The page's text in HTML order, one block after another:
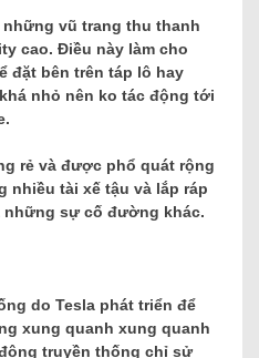
những vũ trang thu thanh
cao. Điều này làm cho
đặt bên trên táp lô hay
nhỏ nên ko tác động tới
rẻ và được phổ quát rộng
nhiều tài xế tậu và lắp ráp
những sự cố đường khác.
do Tesla phát triển để
xung quanh xung quanh
truyền thống chỉ sử